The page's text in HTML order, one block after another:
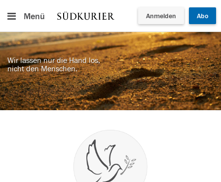
Menü Anmelden Abo
Wir lassen nur die Hand los,
nicht den Menschen.